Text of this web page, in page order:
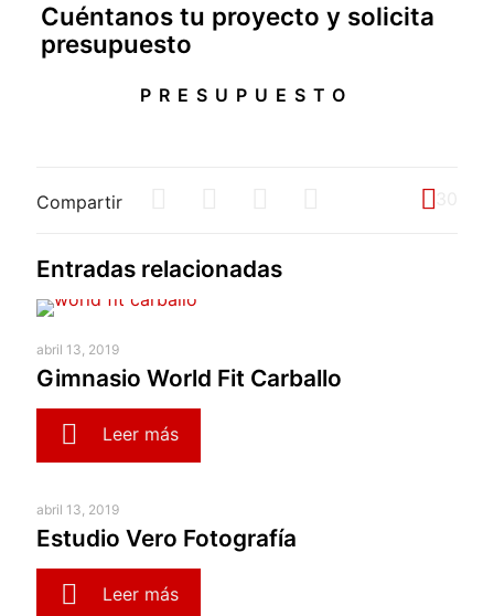
Cuéntanos tu proyecto y solicita
presupuesto
PRESUPUESTO
Compartir
Entradas relacionadas
abril 13, 2019
Gimnasio World Fit Carballo
Leer más
abril 13, 2019
Estudio Vero Fotografía
Leer más